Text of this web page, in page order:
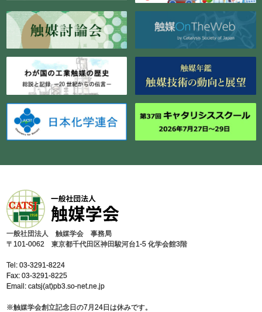
⼀般社団法⼈ 触媒学会 事務局
〒101-0062 東京都千代⽥区神⽥駿河台1-5 化学会館3階
Tel: 03-3291-8224
Fax: 03-3291-8225
Email: catsj(at)pb3.so-net.ne.jp
※触媒学会創⽴記念⽇の7⽉24⽇は休みです。